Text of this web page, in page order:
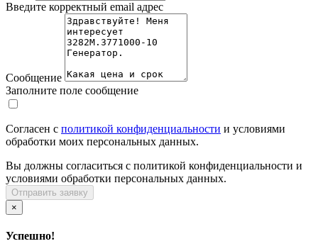
Введите корректный email адрес
Сообщение
Заполните поле сообщение
Согласен с политикой конфиденциальности и условиями
обработки моих персональных данных.
Вы должны согласиться с политикой конфиденциальности и
условиями обработки персональных данных.
Отправить заявку
×
Успешно!